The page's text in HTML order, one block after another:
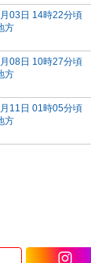
03日 14時22分頃
方
08日 10時27分頃
方
11日 01時05分頃
方